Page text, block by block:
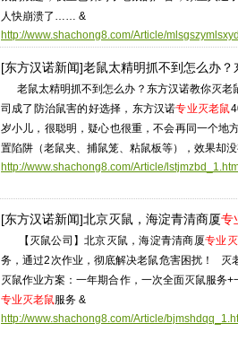
人快崩溃了…… &
http://www.shachong8.com/Article/
[东方汉诺新闻]老鼠太精明抓不到怎么办？
老鼠太精明抓不到怎么办？东方汉诺教你灭老
司成了防治鼠害的好选择，东方汉诺专业灭老鼠
岁小儿，很聪明，疑心也很重，不会再同一个地
置陷阱（老鼠夹、捕鼠笼、粘鼠板等），效果
http://www.shachong8.com/Article/
[东方汉诺新闻]北京灭鼠，海淀青清商厦专
【灭鼠公司】北京灭鼠，海淀青清商厦专业
务，通过2次作业，彻底解决老鼠危害困扰！
灭鼠作业方案：一年期合作，一次全面灭鼠服
专业灭老鼠服务 &
http://www.shachong8.com/Article/